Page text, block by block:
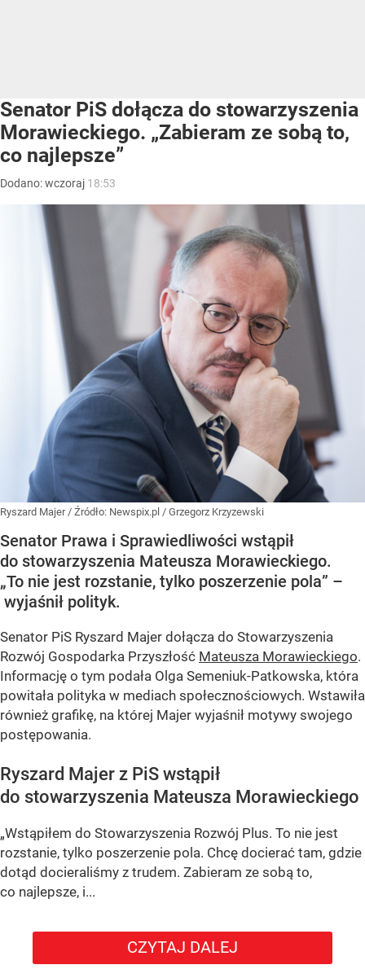
Senator PiS dołącza do stowarzyszenia
Morawieckiego. „Zabieram ze sobą to,
co najlepsze”
Dodano:wczoraj 18:53
Ryszard Majer / Źródło: Newspix.pl / Grzegorz Krzyzewski
Senator Prawa i Sprawiedliwości wstąpił
do stowarzyszenia Mateusza Morawieckiego.
„To nie jest rozstanie, tylko poszerzenie pola” –
wyjaśnił polityk.
Senator PiS Ryszard Majer dołącza do Stowarzyszenia
Rozwój Gospodarka Przyszłość Mateusza Morawieckiego.
Informację o tym podała Olga Semeniuk-Patkowska, która
powitała polityka w mediach społecznościowych. Wstawiła
również grafikę, na której Majer wyjaśnił motywy swojego
postępowania.
Ryszard Majer z PiS wstąpił
do stowarzyszenia Mateusza Morawieckiego
„Wstąpiłem do Stowarzyszenia Rozwój Plus. To nie jest
rozstanie, tylko poszerzenie pola. Chcę docierać tam, gdzie
dotąd docieraliśmy z trudem. Zabieram ze sobą to,
co najlepsze, i...
CZYTAJ DALEJ